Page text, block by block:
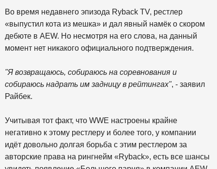
Во время недавнего эпизода Ryback TV, рестлер
«выпустил кота из мешка» и дал явный намёк о скором
дебюте в AEW. Но несмотря на его слова, на данный
момент нет никакого официального подтверждения.
"Я возвращаюсь, собираюсь на соревнования и
собираюсь надрать им задницу в рейтингах", - заявил
Райбек.
Учитывая тот факт, что WWE настроены крайне
негативно к этому рестлеру и более того, у компании
идёт довольно долгая борьба с этим рестлером за
авторские права на рингнейм «Ryback», есть все шансы